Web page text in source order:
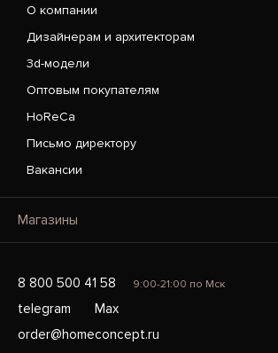
О компании
Дизайнерам и архитекторам
3d-модели
Оптовым покупателям
HoReCa
Письмо директору
Вакансии
Магазины
8 800 500 41 58 9:00-21:00 по Мск
telegram
Max
order@homeconcept.ru